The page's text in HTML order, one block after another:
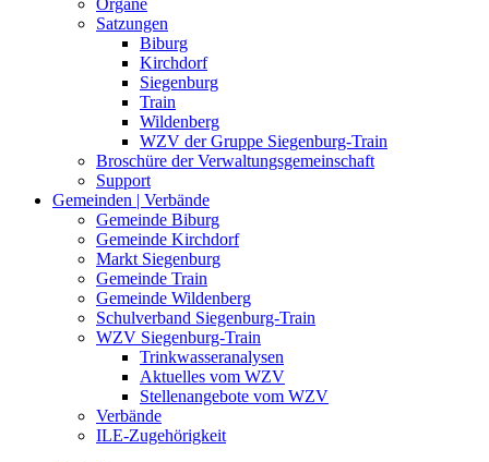
Organe
Satzungen
Biburg
Kirchdorf
Siegenburg
Train
Wildenberg
WZV der Gruppe Siegenburg-Train
Broschüre der Verwaltungsgemeinschaft
Support
Gemeinden | Verbände
Gemeinde Biburg
Gemeinde Kirchdorf
Markt Siegenburg
Gemeinde Train
Gemeinde Wildenberg
Schulverband Siegenburg-Train
WZV Siegenburg-Train
Trinkwasseranalysen
Aktuelles vom WZV
Stellenangebote vom WZV
Verbände
ILE-Zugehörigkeit